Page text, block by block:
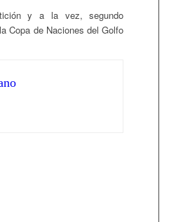
y a la vez, segundo
Copa de Naciones del Golfo